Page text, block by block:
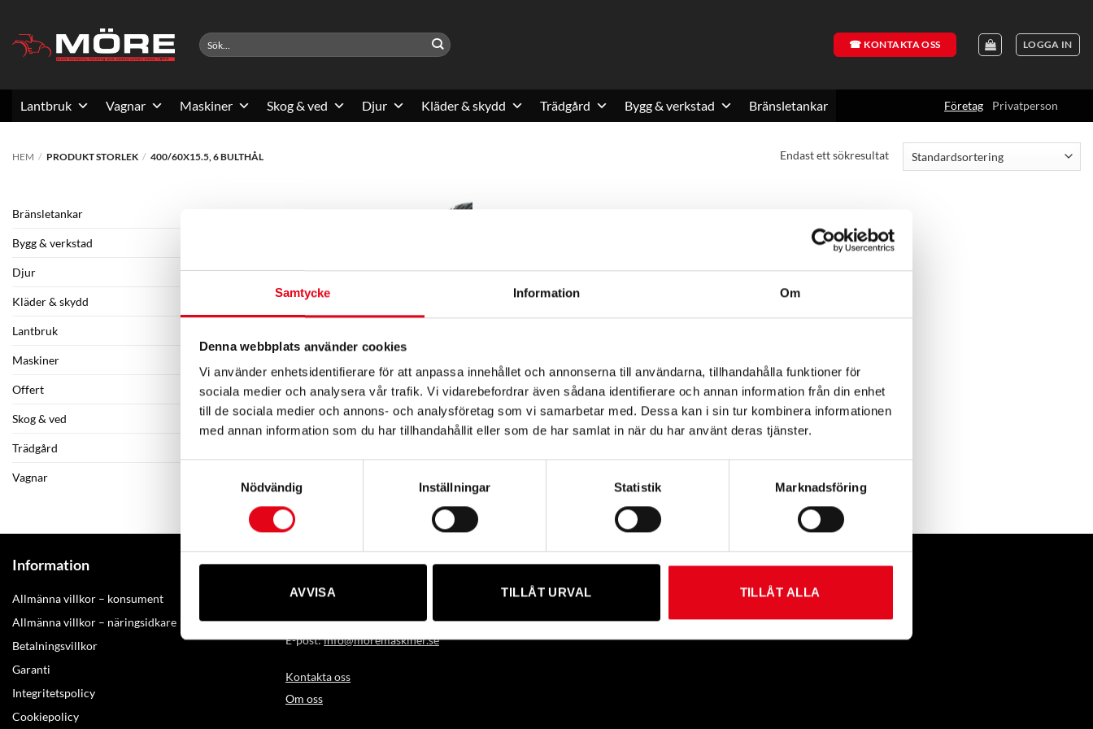
Samtycke Information Om
Denna webbplats använder cookies
Vi använder enhetsidentifierare för att anpassa innehållet och annonserna till användarna, tillhandahålla funktioner för
sociala medier och analysera vår trafik. Vi vidarebefordrar även sådana identifierare och annan information från din enhet
till de sociala medier och annons- och analysföretag som vi samarbetar med. Dessa kan i sin tur kombinera informationen
med annan information som du har tillhandahållit eller som de har samlat in när du har använt deras tjänster.
Nödvändig
Inställningar Statistik Marknadsföring
AVVISA TILLÅT URVAL TILLÅT ALLA
content
Sök
efter:
☎ KONTAKTA OSS LOGGA IN
Lantbruk Vagnar Maskiner Skog & ved Djur Kläder & skydd Trädgård Bygg & verkstad Bränsletankar Företag Privatperson
HEM / PRODUKT STORLEK / 400/60X15.5, 6 BULTHÅL Endast ett sökresultat
Bränsletankar
Bygg & verkstad
Djur
Kläder & skydd
Lantbruk
Maskiner
Offert
Skog & ved
Trädgård
Vagnar
Komplett hjul
2 100 8 800 kr
Prisintervall:
2
till
800 kr
exkl. moms
Information
Allmänna villkor – konsument
Allmänna villkor – näringsidkare
Betalningsvillkor
Garanti
Integritetspolicy
Cookiepolicy
Kontakta Möre Maskiner
Amerikavägen 6B, 39356 KALMAR, SWEDEN
Telefon: +46(0)480-883 00
E-post:info@moremaskiner.se
Kontakta oss
Om oss